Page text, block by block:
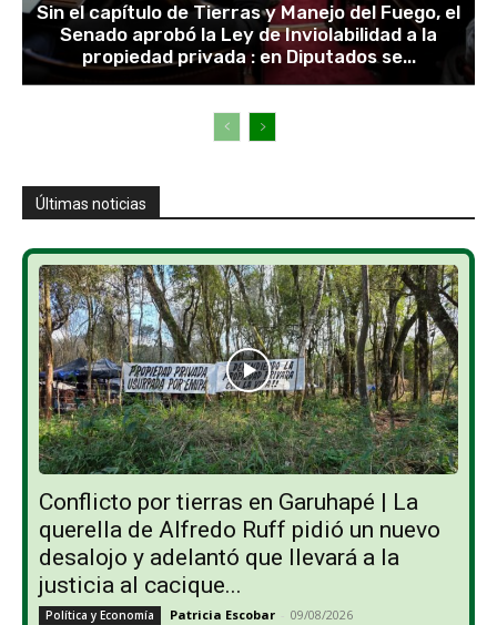
Sin el capítulo de Tierras y Manejo del Fuego, el
Senado aprobó la Ley de Inviolabilidad a la
propiedad privada : en Diputados se...
Últimas noticias
Conflicto por tierras en Garuhapé | La
querella de Alfredo Ruff pidió un nuevo
desalojo y adelantó que llevará a la
justicia al cacique...
Política y Economía Patricia Escobar - 09/08/2026